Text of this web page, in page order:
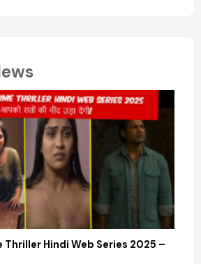
Thriller Hindi Web Series 2025 –